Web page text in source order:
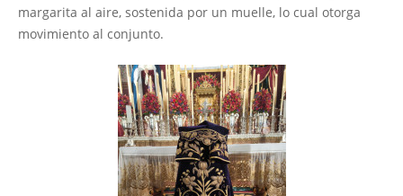
margarita al aire, sostenida por un muelle, lo cual otorga
movimiento al conjunto.